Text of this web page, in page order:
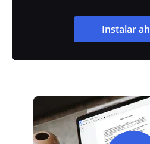
Instalar